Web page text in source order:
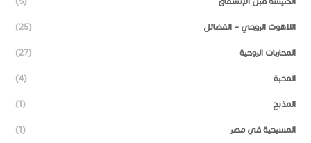
اللاهوت الروحي – الفضائل (25)
المحاربات الروحية (27)
المحبة (4)
المذبح (1)
المسيحية في مصر (1)